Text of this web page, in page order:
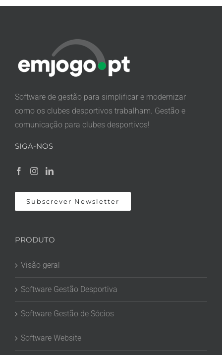
Software de gestão para simplificar e modernizar
como os clubes desportivos trabalham. Gestão e
comunicação para clubes desportivos!
SIGA-NOS
Subscrever Newsletter
PRODUTO
Visão geral
Software Gestão Desportiva
Software Gestão de Sócios
Software Website